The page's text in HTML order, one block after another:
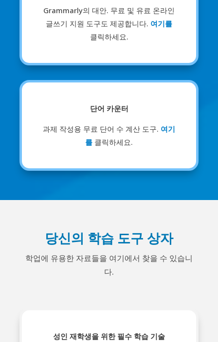
Grammarly의 대안. 무료 및 유료 온라인
글쓰기 지원 도구도 제공합니다. 여기를
클릭하세요.
단어 카운터
과제 작성용 무료 단어 수 계산 도구. 여기
를 클릭하세요.
당신의 학습 도구 상자
학업에 유용한 자료들을 여기에서 찾을 수 있습니
다.
성인 재학생을 위한 필수 학습 기술